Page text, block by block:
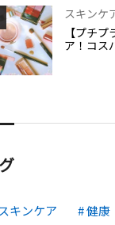
スキンケ
【プチ
ア！コス
キンケア 健康